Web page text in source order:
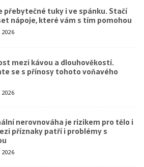
přebytečné tuky i ve spánku. Stačí
nápoje, které vám s tím pomohou
2026
mezi kávou a dlouhověkostí.
se s přínosy tohoto voňavého
2026
nerovnováha je rizikem pro tělo i
příznaky patří i problémy s
2026